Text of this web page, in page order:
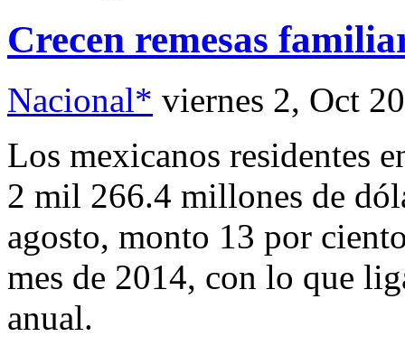
Crecen remesas
Nacional* viernes 2, Oct
Los mexicanos residentes
2 mil 266.4 millones de
agosto, monto 13 por
mes de 2014, con lo que
anual.